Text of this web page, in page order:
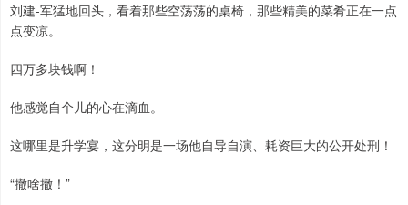
刘建-军猛地回头，看着那些空荡荡的桌椅，那些精美的菜肴正在一点
点变凉。
四万多块钱啊！
他感觉自个儿的心在滴血。
这哪里是升学宴，这分明是一场他自导自演、耗资巨大的公开处刑！
“撤啥撤！”